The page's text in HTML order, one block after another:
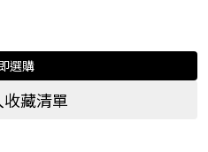
選購
收藏清單